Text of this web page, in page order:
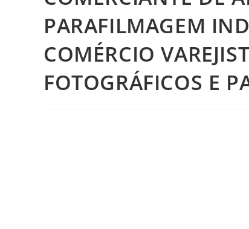
PARAFILMAGEM
COMÉRCIO
FOTOGRÁFICOS E